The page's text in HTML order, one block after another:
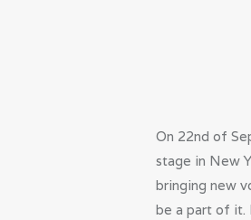
On 22nd of
stage in New
bringing new
be a part of it.